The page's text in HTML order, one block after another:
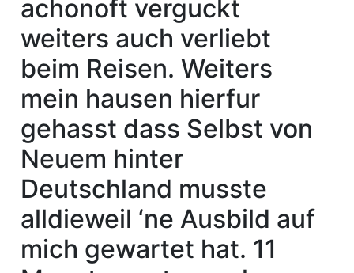
achonoft verguckt
weiters auch verliebt
beim Reisen. Weiters
mein hausen hierfur
gehasst dass Selbst von
Neuem hinter
Deutschland musste
alldieweil ‘ne Ausbild auf
mich gewartet hat. 11